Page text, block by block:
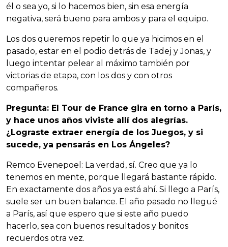
él o sea yo, si lo hacemos bien, sin esa energía
negativa, será bueno para ambos y para el equipo.
Los dos queremos repetir lo que ya hicimos en el
pasado, estar en el podio detrás de Tadej y Jonas, y
luego intentar pelear al máximo también por
victorias de etapa, con los dos y con otros
compañeros.
Pregunta: El Tour de France gira en torno a París,
y hace unos años viviste allí dos alegrías.
¿Lograste extraer energía de los Juegos, y si
sucede, ya pensarás en Los Ángeles?
Remco Evenepoel: La verdad, sí. Creo que ya lo
tenemos en mente, porque llegará bastante rápido.
En exactamente dos años ya está ahí. Si llego a París,
suele ser un buen balance. El año pasado no llegué
a París, así que espero que si este año puedo
hacerlo, sea con buenos resultados y bonitos
recuerdos otra vez.